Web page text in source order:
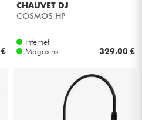
CHAUVET DJ
COSMOS HP
Internet
Magasins
329.00 €